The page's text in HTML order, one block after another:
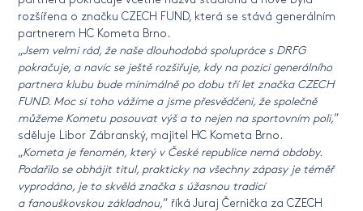
rozšířena o značku CZECH FUND, která se stává generálním
partnerem HC Kometa Brno.
„Jsem velmi rád, že naše dlouhodobá spolupráce s DRFG
pokračuje, a navíc se ještě rozšiřuje, kdy na pozici generálního
partnera klubu bude minimálně po dobu tří let značka CZECH
FUND. Moc si toho vážíme a jsme přesvědčeni, že společně
můžeme Kometu posouvat výš a to nejen na sportovním poli,“
sděluje Libor Zábranský, majitel HC Kometa Brno.
„Kometa je fenomén, který v České republice nemá obdoby.
Podařilo se obhájit titul, prakticky na všechny zápasy je téměř
vyprodáno, je to skvělá značka s úžasnou tradicí
a fanouškovskou základnou,“ říká Juraj Černička za CZECH